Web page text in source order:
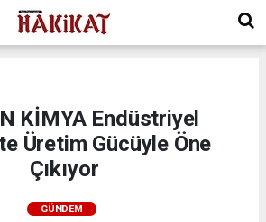
KİMYA Endüstriyel
Üretim Gücüyle Öne
Çıkıyor
GÜNDEM